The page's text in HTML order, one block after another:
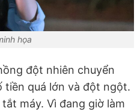
họa
đột nhiên chuyển
tiền quá lớn và đột ngột.
máy. Vì đang giờ làm